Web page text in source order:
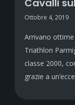
Cavalli
Ottobre 4, 2019
Arrivano ottime
Triathlon
classe 2000,
grazie a